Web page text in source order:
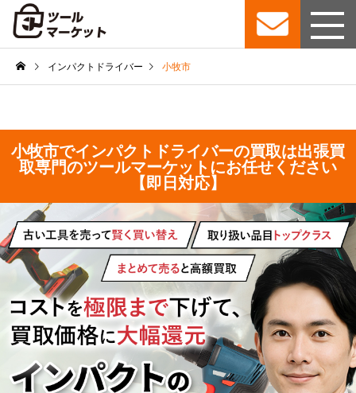
インパクトドライバー 小牧市
小牧市でインパクトドライバーの買取は出張買
取専門のツールマーケットにお任せください
【即日対応】